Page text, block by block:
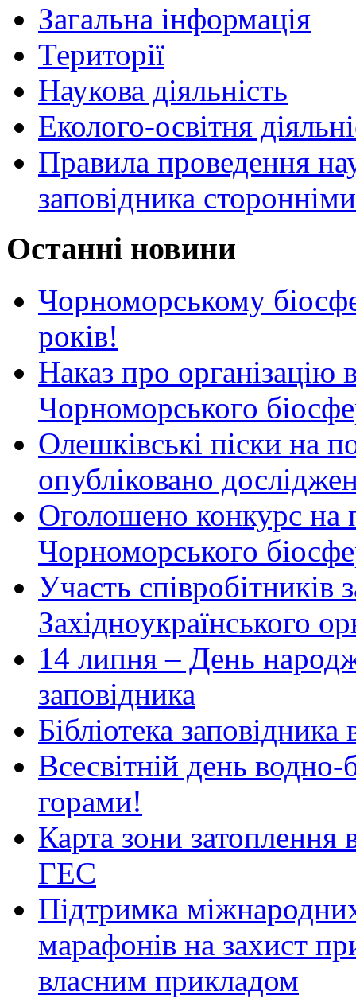
Загальна інформація
Території
Наукова діяльність
Еколого-освітня
Правила проведення
заповідника
Останні новини
Чорноморському
років!
Наказ про організацію
Чорноморського
Олешківські піски на
опубліковано
Оголошено конкурс на
Чорноморського
Участь співробітників
Західноукраїнського
14 липня – День
заповідника
Бібліотека
Всесвітній день
горами!
Карта зони затоплення
ГЕС
Підтримка
марафонів на захист
власним прикладом